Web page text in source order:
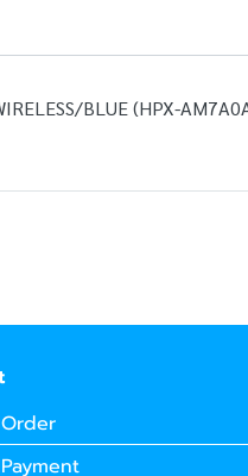
BLUE (HPX-